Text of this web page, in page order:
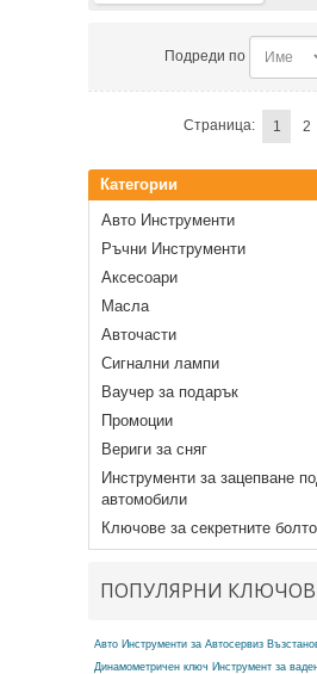
Подреди по
Страница: 1 2
Категории
Авто Инструменти
Ръчни Инструменти
Аксесоари
Масла
Авточасти
Сигнални лампи
Ваучер за подарък
Промоции
Вериги за сняг
Инструменти за зацепване
автомобили
Ключове за секретните
ПОПУЛЯРНИ
Авто Инструменти за Автосервиз
Динамометричен ключ Инструмент за